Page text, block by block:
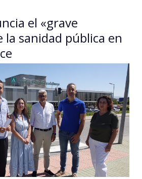
el «grave
la sanidad pública en